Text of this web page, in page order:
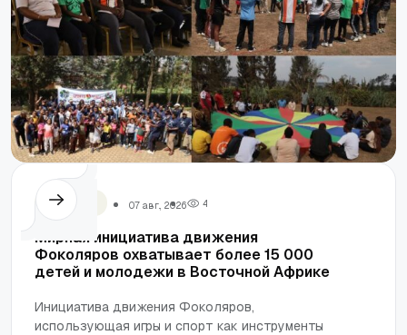
Фоколяры 07 авг., 2026 4
Мирная инициатива движения
Фоколяров охватывает более 15 000
детей и молодежи в Восточной Африке
Инициатива движения Фоколяров,
использующая игры и спорт как инструменты